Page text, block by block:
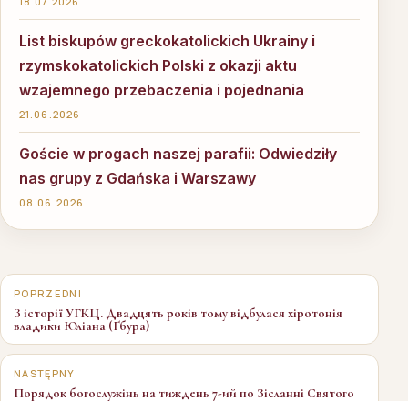
List biskupów greckokatolickich Ukrainy i
rzymskokatolickich Polski z okazji aktu
wzajemnego przebaczenia i pojednania
21.06.2026
Goście w progach naszej parafii: Odwiedziły
nas grupy z Gdańska i Warszawy
08.06.2026
Nawigacja
wpisu
POPRZEDNI
З історії УГКЦ. Двадцять років тому відбулася хіротонія
владики Юліана (Ґбура)
NASTĘPNY
Порядок богослужінь на тиждень 7-ий по Зісланні Святого